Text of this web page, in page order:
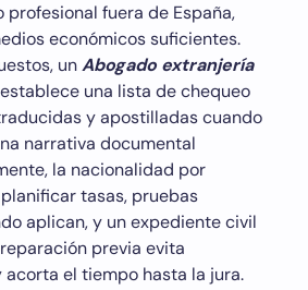
profesional fuera de España,
económicos suficientes.
unAbogado extranjería
una lista de chequeo
y apostilladas cuando
narrativa documental
la nacionalidad por
tasas, pruebas
aplican, y un expediente civil
previa evita
el tiempo hasta la jura.